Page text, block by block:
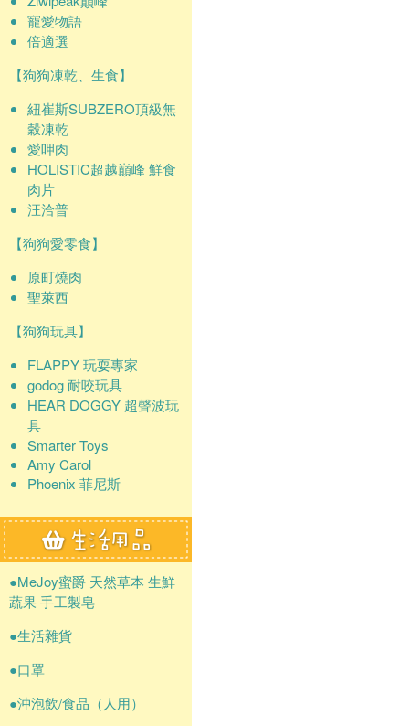
寵愛物語
倍適選
【狗狗凍乾、生食】
紐崔斯SUBZERO頂級無
穀凍乾
愛呷肉
HOLISTIC超越巔峰 鮮食
肉片
汪洽普
【狗狗愛零食】
原町燒肉
聖萊西
【狗狗玩具】
FLAPPY 玩耍專家
godog 耐咬玩具
HEAR DOGGY 超聲波玩
具
Smarter Toys
Amy Carol
Phoenix 菲尼斯
●MeJoy蜜爵 天然草本 生鮮
蔬果 手工製皂
●生活雜貨
●口罩
●沖泡飲/食品（人用）